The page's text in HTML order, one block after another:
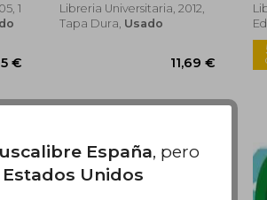
1
Libreria Universitaria, 2012,
Tapa Dura, Usado
España, pero
Estados Unidos